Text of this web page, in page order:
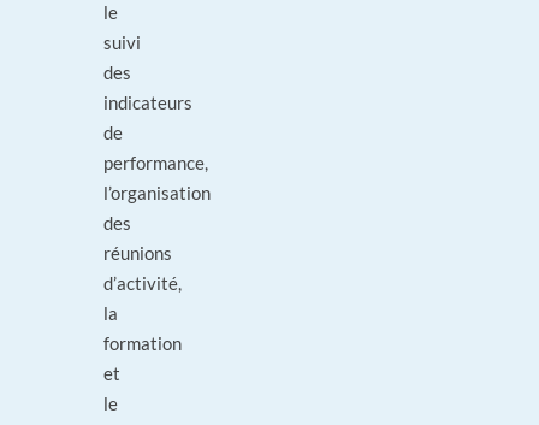
le
suivi
des
indicateurs
de
performance,
l’organisation
des
réunions
d’activité,
la
formation
et
le